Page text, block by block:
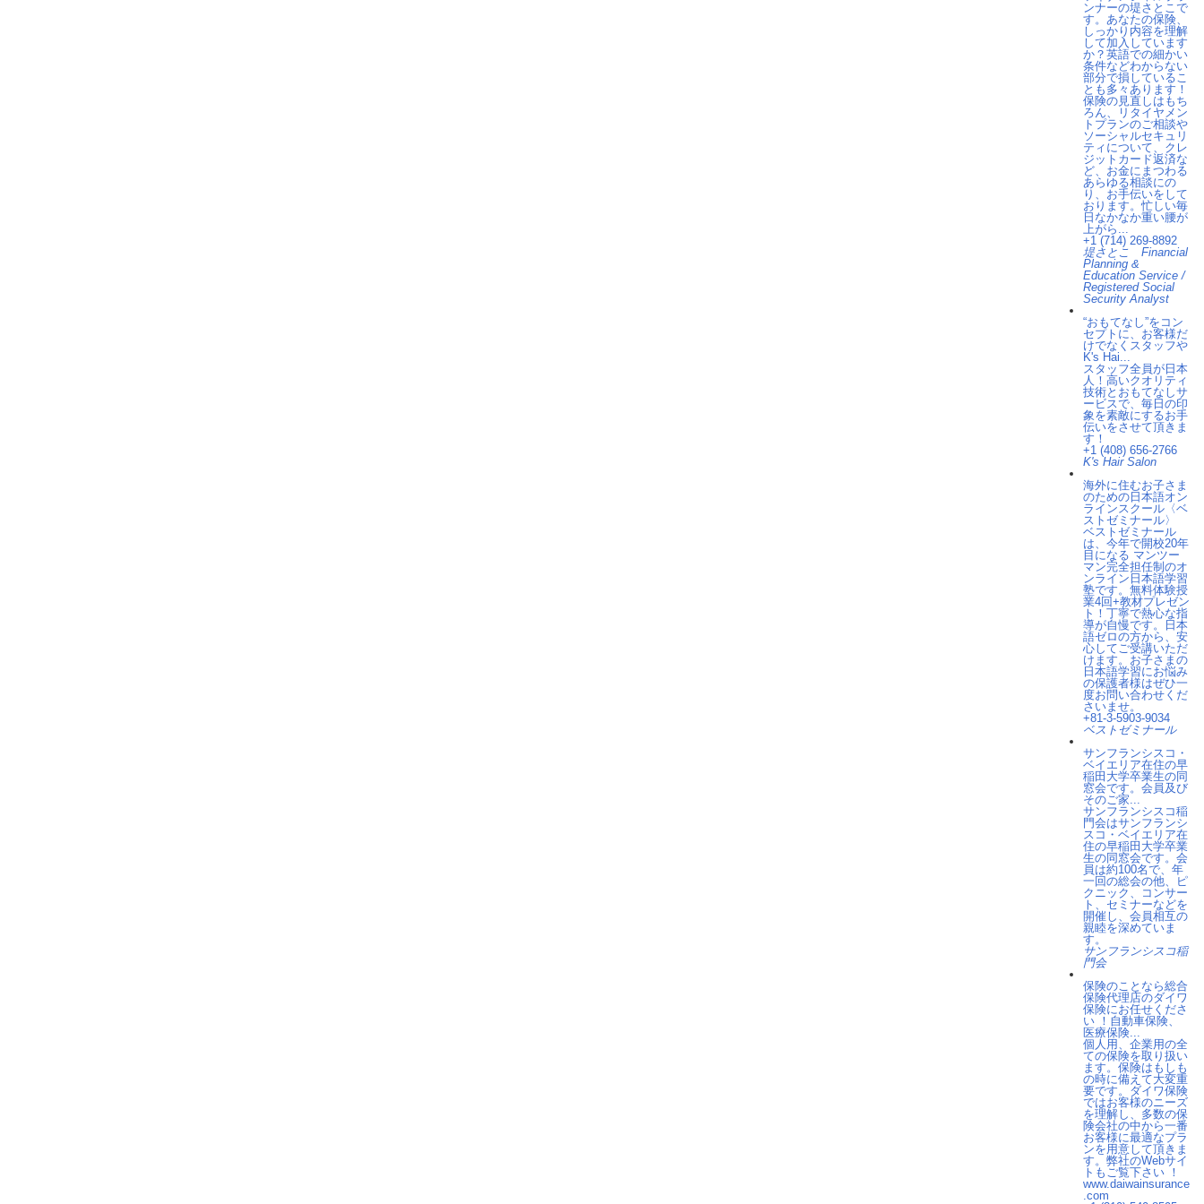
ンナーの堤さとこで
す。あなたの保険、
しっかり内容を理解
して加入しています
か？英語での細かい
条件などわからない
部分で損しているこ
とも多々あります！
保険の見直しはもち
ろん、リタイヤメン
トプランのご相談や
ソーシャルセキュリ
ティについて、クレ
ジットカード返済な
ど、お金にまつわる
あらゆる相談にの
り、お手伝いをして
おります。忙しい毎
日なかなか重い腰が
上がら...
+1 (714) 269-8892
堤さとこ Financial
Planning &
Education Service /
Registered Social
Security Analyst
“おもてなし”をコン
セプトに、お客様だ
けでなくスタッフや
K's Hai...
スタッフ全員が日本
人！高いクオリティ
技術とおもてなしサ
ービスで、毎日の印
象を素敵にするお手
伝いをさせて頂きま
す！
+1 (408) 656-2766
K's Hair Salon
海外に住むお子さま
のための日本語オン
ラインスクール〈ベ
ストゼミナール〉
ベストゼミナール
は、今年で開校20年
目になる マンツー
マン完全担任制のオ
ンライン日本語学習
塾です。無料体験授
業4回+教材プレゼン
ト！丁寧で熱心な指
導が自慢です。日本
語ゼロの方から、安
心してご受講いただ
けます。お子さまの
日本語学習にお悩み
の保護者様はぜひ一
度お問い合わせくだ
さいませ。
+81-3-5903​-9034
ベストゼミナール
サンフランシスコ・
ベイエリア在住の早
稲田大学卒業生の同
窓会です。会員及び
そのご家...
サンフランシスコ稲
門会はサンフランシ
スコ・ベイエリア在
住の早稲田大学卒業
生の同窓会です。会
員は約100名で、年
一回の総会の他、ピ
クニック、コンサー
ト、セミナーなどを
開催し、会員相互の
親睦を深めていま
す。
サンフランシスコ稲
門会
保険のことなら総合
保険代理店のダイワ
保険にお任せくださ
い ！自動車保険、
医療保険...
個人用、企業用の全
ての保険を取り扱い
ます。保険はもしも
の時に備えて大変重
要です。ダイワ保険
ではお客様のニーズ
を理解し、多数の保
険会社の中から一番
お客様に最適なプラ
ンを用意して頂きま
す。弊社のWebサイ
トもご覧下さい ！
www.daiwainsurance
.com